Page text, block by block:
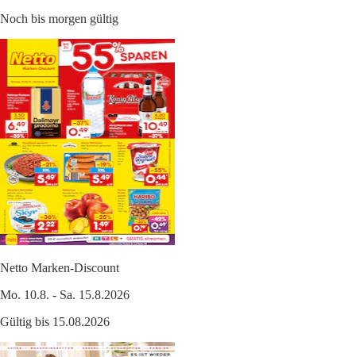
Noch bis morgen gültig
Netto Marken-Discount
Mo. 10.8. - Sa. 15.8.2026
Gültig bis 15.08.2026